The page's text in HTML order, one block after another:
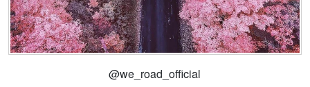
@we_road_official